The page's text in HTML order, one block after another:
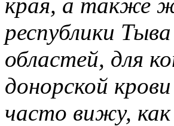
края, а также
республики
областей, для
донорской
часто вижу,